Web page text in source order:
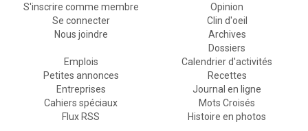
S'inscrire comme membre
Se connecter
Nous joindre
Opinion
Clin d'oeil
Archives
Dossiers
Emplois
Petites annonces
Entreprises
Cahiers spéciaux
Flux RSS
Calendrier d'activités
Recettes
Journal en ligne
Mots Croisés
Histoire en photos